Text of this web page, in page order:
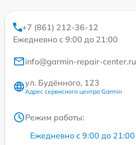
+7 (861) 212-36-12
Ежедневно с 9:00 до 21:00
info@garmin-repair-center.ru
ул. Будённого, 123
Адрес сервисного центра Garmin
Режим работы:
Ежедневно с 9:00 до 21:00